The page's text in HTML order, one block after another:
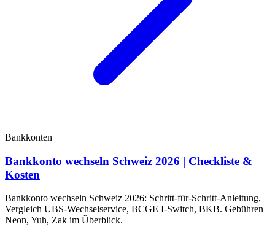
Bankkonten
Bankkonto wechseln Schweiz 2026 | Checkliste &
Kosten
Bankkonto wechseln Schweiz 2026: Schritt-für-Schritt-Anleitung,
Vergleich UBS-Wechselservice, BCGE I-Switch, BKB. Gebühren
Neon, Yuh, Zak im Überblick.